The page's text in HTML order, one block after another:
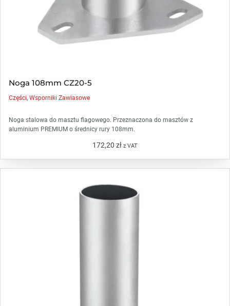
Noga 108mm CZ20-5
Części,Wsporniki Zawiasowe
Noga stalowa do masztu flagowego. Przeznaczona do masztów z
aluminium PREMIUM o średnicy rury 108mm.
172,20 zł z VAT